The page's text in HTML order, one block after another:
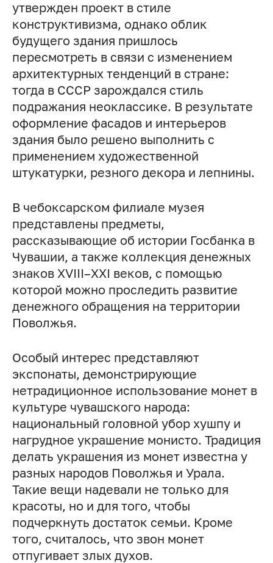
утвержден проект в стиле
конструктивизма, однако облик
будущего здания пришлось
пересмотреть в связи с изменением
архитектурных тенденций в стране:
тогда в СССР зарождался стиль
подражания неоклассике. В результате
оформление фасадов и интерьеров
здания было решено выполнить с
применением художественной
штукатурки, резного декора и лепнины.
В чебоксарском филиале музея
представлены предметы,
рассказывающие об истории Госбанка в
Чувашии, а также коллекция денежных
знаков XVIII–XXI веков, с помощью
которой можно проследить развитие
денежного обращения на территории
Поволжья.
Особый интерес представляют
экспонаты, демонстрирующие
нетрадиционное использование монет в
культуре чувашского народа:
национальный головной убор хушпу и
нагрудное украшение монисто. Традиция
делать украшения из монет известна у
разных народов Поволжья и Урала.
Такие вещи надевали не только для
красоты, но и для того, чтобы
подчеркнуть достаток семьи. Кроме
того, считалось, что звон монет
отпугивает злых духов.